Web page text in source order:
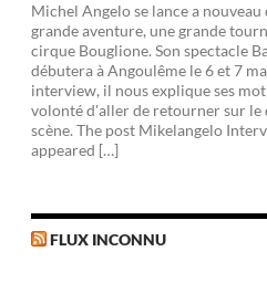
Michel Angelo se lance a nouveau
grande aventure, une grande
cirque Bouglione. Son spectacle
débutera à Angoulême le 6 et 7
interview, il nous explique ses
volonté d'aller de retourner sur le
scène. The post Mikelangelo
appeared […]
FLUX INCONNU